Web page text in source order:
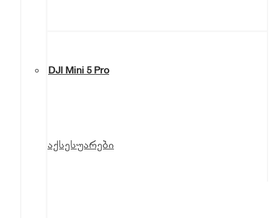
DJI Mini 5 Pro
აქსესუარები